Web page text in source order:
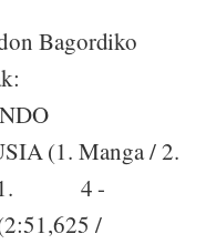
Bagordiko
(1. Manga / 2.
1. 4 -
/